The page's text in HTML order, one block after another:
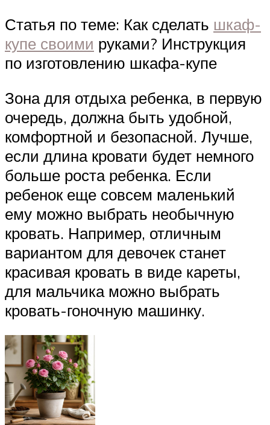
Статья по теме: Как сделать шкаф-
купе своими руками? Инструкция
по изготовлению шкафа-купе
Зона для отдыха ребенка, в первую
очередь, должна быть удобной,
комфортной и безопасной. Лучше,
если длина кровати будет немного
больше роста ребенка. Если
ребенок еще совсем маленький
ему можно выбрать необычную
кровать. Например, отличным
вариантом для девочек станет
красивая кровать в виде кареты,
для мальчика можно выбрать
кровать-гоночную машинку.